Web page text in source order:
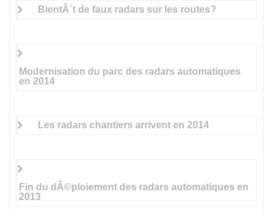
BientÃ´t de faux radars sur les routes?
Modernisation du parc des radars automatiques
en 2014
Les radars chantiers arrivent en 2014
Fin du dÃ©ploiement des radars automatiques en
2013